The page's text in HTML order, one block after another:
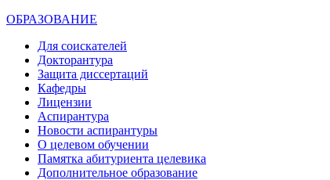
ОБРАЗОВАНИЕ
Для соискателей
Докторантура
Защита диссертаций
Кафедры
Лицензии
Аспирантура
Новости аспирантуры
О целевом обучении
Памятка абитуриента целевика
Дополнительное образование